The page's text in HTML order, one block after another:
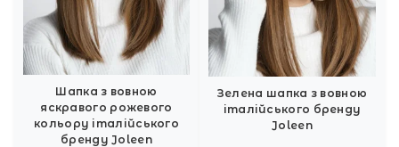
Шапка з вовною
яскравого рожевого
кольору італійського
бренду Joleen
Зелена шапка з вовною
італійського бренду
Joleen